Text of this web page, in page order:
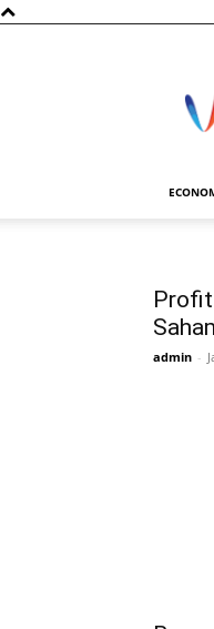
Profit
admin -